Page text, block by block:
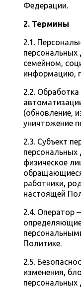
Федерации.
2. Термины
2.1.
семейном,
информацию,
2.2.
(обновление,
уничтожение
2.3. Субъект
персональных
физическое
работники,
настоящей
2.4. Оператор
Политике.
2.5.
изменения,
персональных